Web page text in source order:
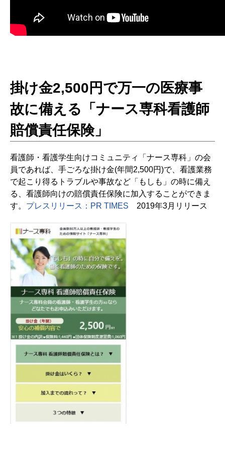
掛け金2,500円で万一の医療事
故に備える「ナース専科看護師
賠償責任保険」
看護師・看護学生向けコミュニティ「ナース専科」の会
員であれば、手ごろな掛け金(年間2,500円)で、看護業務
で起こり得るトラブルや事故など「もしも」の時に備え
る、看護師向けの賠償責任保険に加入することができま
す。 プレスリリース：PR TIMES 2019年3月リリース